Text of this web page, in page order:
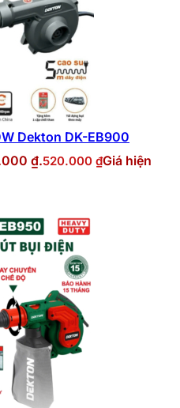
Dekton DK-EB900
₫.520.000 ₫Giá hiện